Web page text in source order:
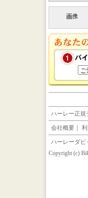
ハーレー正規
会社概要 ｜
ハーレーダビ
Copyright (c)